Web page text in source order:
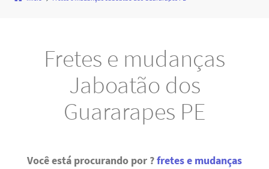
Fretes e mudanças
Jaboatão dos
Guararapes PE
Você está procurando por ?fretes e mudanças